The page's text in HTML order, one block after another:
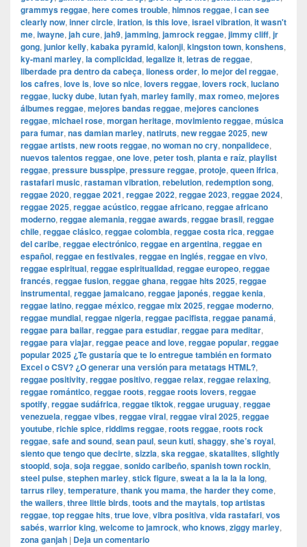
grammys reggae, here comes trouble, himnos reggae, i can see
clearly now, inner circle, iration, is this love, israel vibration, it wasn't
me, iwayne, jah cure, jah9, jamming, jamrock reggae, jimmy cliff, jr
gong, junior kelly, kabaka pyramid, kalonji, kingston town, konshens,
ky-mani marley, la complicidad, legalize it, letras de reggae,
liberdade pra dentro da cabeça, lioness order, lo mejor del reggae,
los cafres, love is, love so nice, lovers reggae, lovers rock, luciano
reggae, lucky dube, lutan fyah, marley family, max romeo, mejores
álbumes reggae, mejores bandas reggae, mejores canciones
reggae, michael rose, morgan heritage, movimiento reggae, música
para fumar, nas damian marley, natiruts, new reggae 2025, new
reggae artists, new roots reggae, no woman no cry, nonpalidece,
nuevos talentos reggae, one love, peter tosh, planta e raíz, playlist
reggae, pressure busspipe, pressure reggae, protoje, queen ifrica,
rastafari music, rastaman vibration, rebelution, redemption song,
reggae 2020, reggae 2021, reggae 2022, reggae 2023, reggae 2024,
reggae 2025, reggae acústico, reggae africano, reggae africano
moderno, reggae alemania, reggae awards, reggae brasil, reggae
chile, reggae clásico, reggae colombia, reggae costa rica, reggae
del caribe, reggae electrónico, reggae en argentina, reggae en
español, reggae en festivales, reggae en inglés, reggae en vivo,
reggae espiritual, reggae espiritualidad, reggae europeo, reggae
francés, reggae fusion, reggae ghana, reggae hits 2025, reggae
instrumental, reggae jamaicano, reggae japonés, reggae kenia,
reggae latino, reggae méxico, reggae mix 2025, reggae moderno,
reggae mundial, reggae nigeria, reggae pacifista, reggae panamá,
reggae para bailar, reggae para estudiar, reggae para meditar,
reggae para viajar, reggae peace and love, reggae popular, reggae
popular 2025 ¿Te gustaría que te lo entregue también en formato
Excel o CSV? ¿O generar una versión para metatags HTML?,
reggae positivity, reggae positivo, reggae relax, reggae relaxing,
reggae romántico, reggae roots, reggae roots lovers, reggae
spotify, reggae sudáfrica, reggae tiktok, reggae uruguay, reggae
venezuela, reggae vibes, reggae viral, reggae viral 2025, reggae
youtube, richie spice, riddims reggae, roots reggae, roots rock
reggae, safe and sound, sean paul, seun kuti, shaggy, she’s royal,
siento que tengo que decirte, sizzla, ska reggae, skatalites, slightly
stoopid, soja, soja reggae, sonido caribeño, spanish town rockin,
steel pulse, stephen marley, stick figure, sweat a la la la la long,
tarrus riley, temperature, thank you mama, the harder they come,
the wailers, three little birds, toots and the maytals, top artistas
reggae, top reggae hits, true love, vibra positiva, vida rastafari, vos
sabés, warrior king, welcome to jamrock, who knows, ziggy marley,
zona ganjah | Deja un comentario